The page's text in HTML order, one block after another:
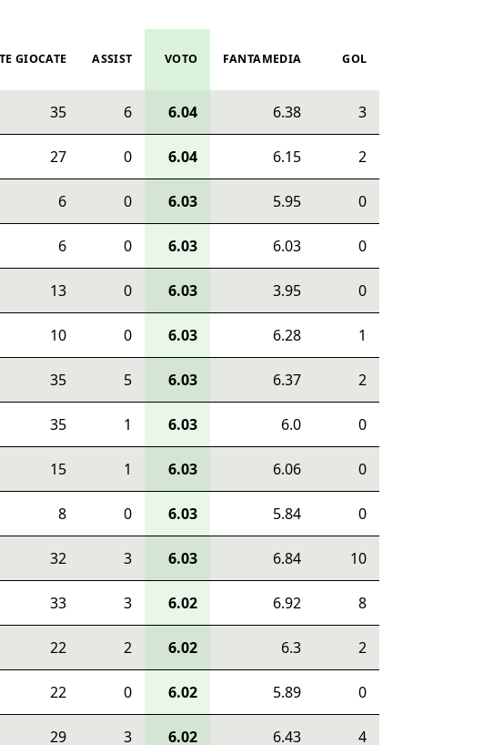
GIOCATE ASSIST VOTO FANTAMEDIA GOL
35 6 6.04 6.38 3
27 0 6.04 6.15 2
6 0 6.03 5.95 0
6 0 6.03 6.03 0
13 0 6.03 3.95 0
10 0 6.03 6.28 1
35 5 6.03 6.37 2
35 1 6.03 6.0 0
15 1 6.03 6.06 0
8 0 6.03 5.84 0
32 3 6.03 6.84 10
33 3 6.02 6.92 8
22 2 6.02 6.3 2
22 0 6.02 5.89 0
29 3 6.02 6.43 4